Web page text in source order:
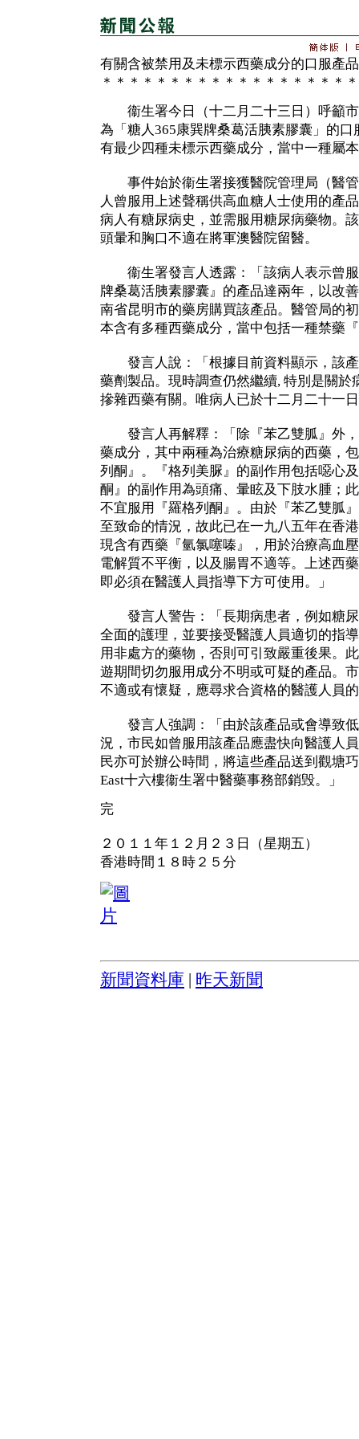
有關含被禁用及未標示西藥成分的口服產
＊＊＊＊＊＊＊＊＊＊＊＊＊＊＊＊＊＊
衞生署今日（十二月二十三日）呼籲市
為「糖人365康巽牌桑葛活胰素膠囊」的
有最少四種未標示西藥成分，當中一種屬
事件始於衞生署接獲醫院管理局（醫管
人曾服用上述聲稱供高血糖人士使用的產
病人有糖尿病史，並需服用糖尿病藥物。
頭暈和胸口不適在將軍澳醫院留醫。
衞生署發言人透露：「該病人表示曾服
牌桑葛活胰素膠囊』的產品達兩年，以改
南省昆明市的藥房購買該產品。醫管局的
本含有多種西藥成分，當中包括一種禁藥
發言人說：「根據目前資料顯示，該產
藥劑製品。現時調查仍然繼續, 特別是關於
摻雜西藥有關。唯病人已於十二月二十一
發言人再解釋：「除『苯乙雙胍』外，
藥成分，其中兩種為治療糖尿病的西藥，
列酮』。『格列美脲』的副作用包括噁心
酮』的副作用為頭痛、暈眩及下肢水腫；
不宜服用『羅格列酮』。由於『苯乙雙胍
至致命的情況，故此已在一九八五年在香
現含有西藥『氫氯噻嗪』，用於治療高血
電解質不平衡，以及腸胃不適等。上述西
即必須在醫護人員指導下方可使用。」
發言人警告：「長期病患者，例如糖尿
全面的護理，並要接受醫護人員適切的指
用非處方的藥物，否則可引致嚴重後果。
遊期間切勿服用成分不明或可疑的產品。
不適或有懷疑，應尋求合資格的醫護人員
發言人強調：「由於該產品或會導致低
況，市民如曾服用該產品應盡快向醫護人
民亦可於辦公時間，將這些產品送到觀塘
East十六樓衞生署中醫藥事務部銷毁。」
完
２０１１年１２月２３日（星期五）
香港時間１８時２５分
新聞資料庫 昨天新聞